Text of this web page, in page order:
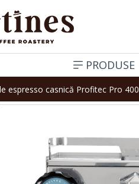
PRODUSE
espresso casnică Profitec Pro 400